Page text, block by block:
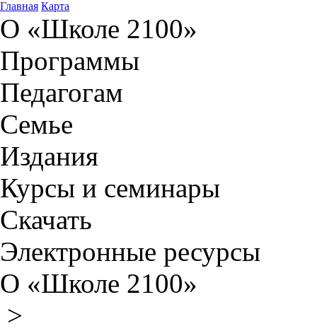
Главная Карта
О «Школе 2100»
Программы
Педагогам
Семье
Издания
Курсы и семинары
Скачать
Электронные ресурсы
О «Школе 2100»
>